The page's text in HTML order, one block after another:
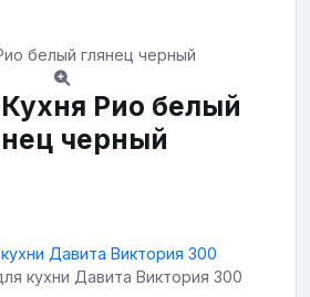
Рио белый
черный
кухни Давита Виктория 300